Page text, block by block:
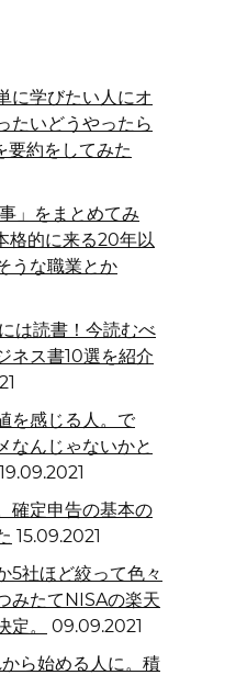
に学びたい人にオ
たいどうやったら
要約をしてみた
」をまとめてみ
格的に来る20年以
うな職業とか
は読書！今読むべ
ネス書10選を紹介
を感じる人。で
なんじゃないかと
19.09.2021
確定申告の基本の
15.09.2021
5社ほど絞って色々
みたてNISAの楽天
。
09.09.2021
ら始める人に。積